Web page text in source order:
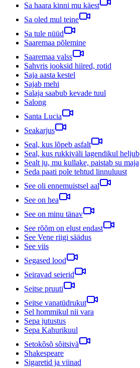
Sa haara kinni mu käest
Sa oled mul teine
Sa tule nüüd
Saaremaa põlemine
Saaremaa valss
Sahvris jooksid hiired, rotid
Saja aasta kestel
Sajab mehi
Salaja saabub kevade tuul
Salong
Santa Lucia
Seakarjus
Seal, kus lõpeb asfalt
Seal, kus rukkiväli lagendikul heljub
Sealt ju, mu kullake, paistab su maja
Seda paati pole tehtud linnuluust
See oli ennemuistsel aal
See on hea
See on minu tänav
See rõõm on elust endast
See Vene riigi säädus
See viis
Segased lood
Seiravad seierid
Seitse pruuti
Seitse vanatüdrukut
Sel hommikul nii vara
Sepa jutustus
Sepa Kahurikuul
Setokõsõ sõitsivä
Shakespeare
Sigaretid ja viinad